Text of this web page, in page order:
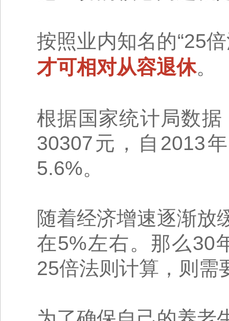
按照业内知名的“25
才可相对从容退休。
根据国家统计局数
30307元，自2013
5.6%。
随着经济增速逐渐放
在5%左右。那么30
25倍法则计算，则需